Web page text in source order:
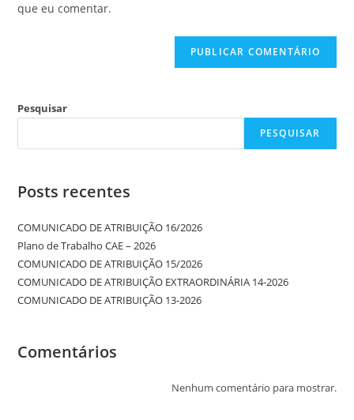
que eu comentar.
Pesquisar
PESQUISAR
Posts recentes
COMUNICADO DE ATRIBUIÇÃO 16/2026
Plano de Trabalho CAE – 2026
COMUNICADO DE ATRIBUIÇÃO 15/2026
COMUNICADO DE ATRIBUIÇÃO EXTRAORDINÁRIA 14-2026
COMUNICADO DE ATRIBUIÇÃO 13-2026
Comentários
Nenhum comentário para mostrar.